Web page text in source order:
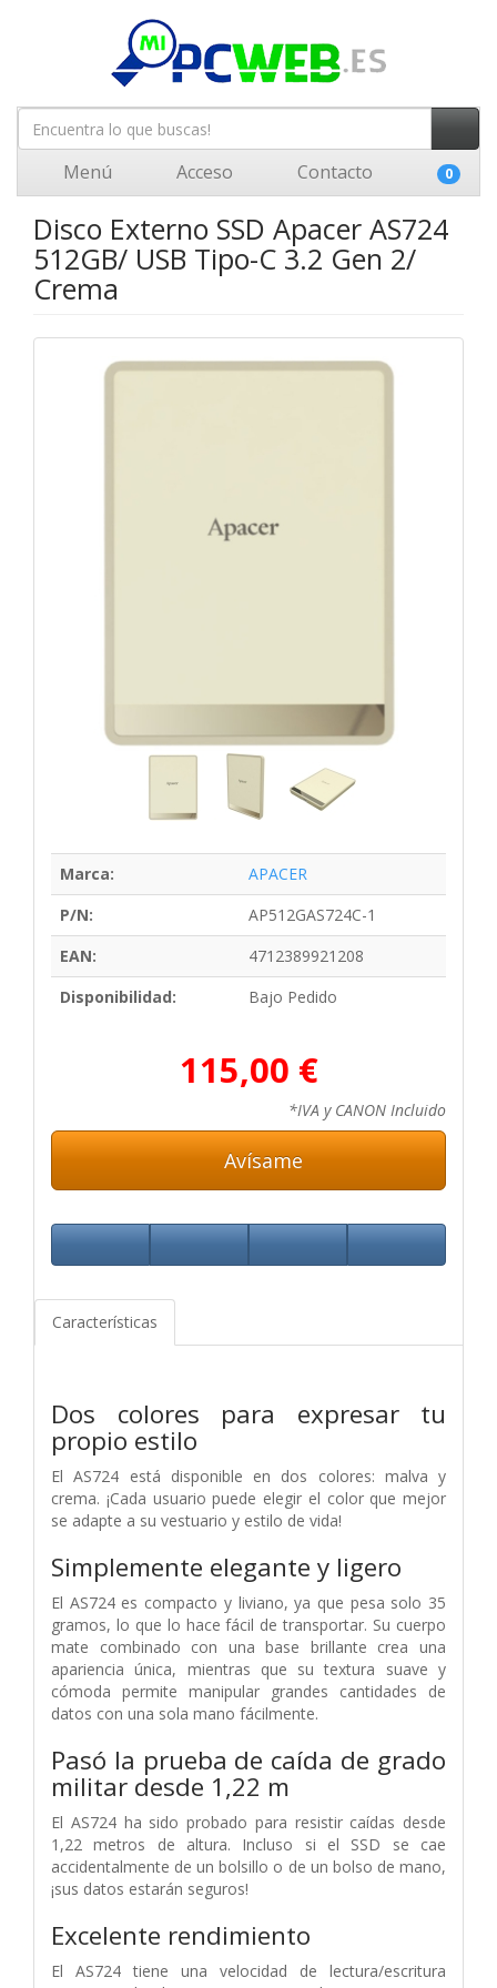
Menú Acceso Contacto 0
Disco Externo SSD Apacer AS724
512GB/ USB Tipo-C 3.2 Gen 2/
Crema
Marca:
APACER
P/N:
AP512GAS724C-1
EAN:
4712389921208
Disponibilidad:
Bajo Pedido
115,00 €
*IVA y CANON Incluido
Avísame
Características
Dos colores para expresar tu
propio estilo
El AS724 está disponible en dos colores: malva y
crema. ¡Cada usuario puede elegir el color que mejor
se adapte a su vestuario y estilo de vida!
Simplemente elegante y ligero
El AS724 es compacto y liviano, ya que pesa solo 35
gramos, lo que lo hace fácil de transportar. Su cuerpo
mate combinado con una base brillante crea una
apariencia única, mientras que su textura suave y
cómoda permite manipular grandes cantidades de
datos con una sola mano fácilmente.
Pasó la prueba de caída de grado
militar desde 1,22 m
El AS724 ha sido probado para resistir caídas desde
1,22 metros de altura. Incluso si el SSD se cae
accidentalmente de un bolsillo o de un bolso de mano,
¡sus datos estarán seguros!
Excelente rendimiento
El AS724 tiene una velocidad de lectura/escritura